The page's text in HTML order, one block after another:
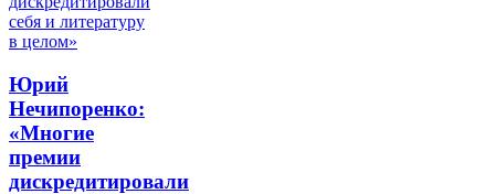
Юрий
Нечипоренко:
«Многие
премии
дискредитировали